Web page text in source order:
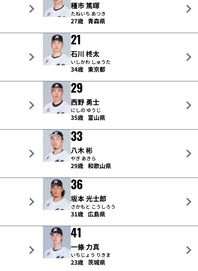
種市 篤暉
たねいち あつき
27歳 青森県
21
石川 柊太
いしかわ しゅうた
34歳 東京都
29
西野 勇士
にしの ゆうじ
35歳 富山県
33
八木 彬
やぎ あきら
29歳 和歌山県
36
坂本 光士郎
さかもと こうしろう
31歳 広島県
41
一條 力真
いちじょう りきま
23歳 茨城県